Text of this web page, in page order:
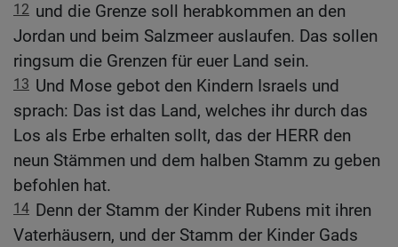
12 und die Grenze soll herabkommen an den
Jordan und beim Salzmeer auslaufen. Das sollen
ringsum die Grenzen für euer Land sein.
13 Und Mose gebot den Kindern Israels und
sprach: Das ist das Land, welches ihr durch das
Los als Erbe erhalten sollt, das der HERR den
neun Stämmen und dem halben Stamm zu geben
befohlen hat.
14 Denn der Stamm der Kinder Rubens mit ihren
Vaterhäusern, und der Stamm der Kinder Gads